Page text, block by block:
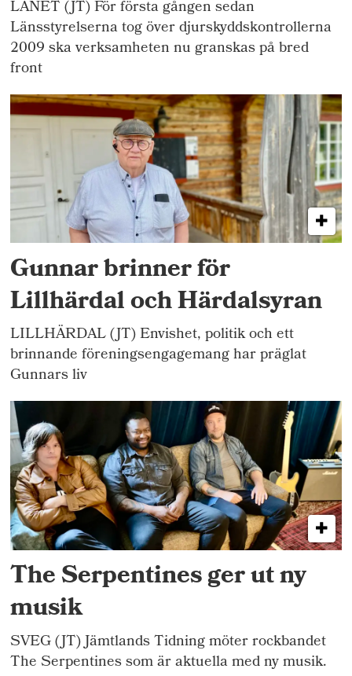
LÄNET (JT) För första gången sedan
Länsstyrelserna tog över djurskyddskontrollerna
2009 ska verksamheten nu granskas på bred
front
Gunnar brinner för
Lillhärdal och Härdalsyran
LILLHÄRDAL (JT) Envishet, politik och ett
brinnande föreningsengagemang har präglat
Gunnars liv
The Serpentines ger ut ny
musik
SVEG (JT) Jämtlands Tidning möter rockbandet
The Serpentines som är aktuella med ny musik.